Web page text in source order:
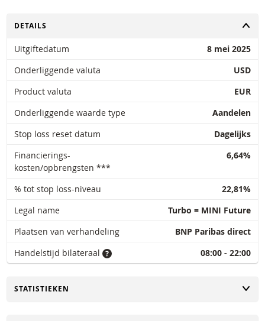
TOGGLE
DETAILS
Uitgiftedatum
8 mei 2025
Onderliggende valuta
USD
Product valuta
EUR
Onderliggende waarde type
Aandelen
Stop loss reset datum
Dagelijks
Financierings-
kosten/opbrengsten ***
6,64%
% tot stop loss-niveau
22,81%
Legal name
Turbo = MINI Future
Plaatsen van verhandeling
BNP Paribas direct
Handelstijd bilateraal
08:00 - 22:00
TOGGLE
STATISTIEKEN